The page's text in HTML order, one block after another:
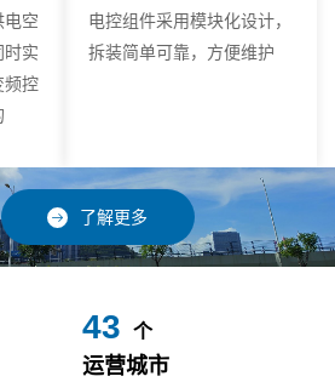
电空
时实
频控
电控组件采用模块化设计，
拆装简单可靠，方便维护
了解更多
49 个
运营城市